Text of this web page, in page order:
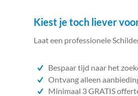
Kiest je toch liever
Laat een professionele
Bespaar tijd naar het
Ontvang alleen
Minimaal 3 GRATIS